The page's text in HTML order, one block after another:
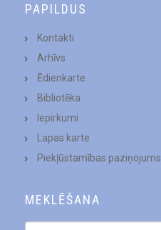
PAPILDUS
Kontakti
Arhīvs
Ēdienkarte
Bibliotēka
Iepirkumi
Lapas karte
Piekļūstamības paziņojums
MEKLĒŠANA